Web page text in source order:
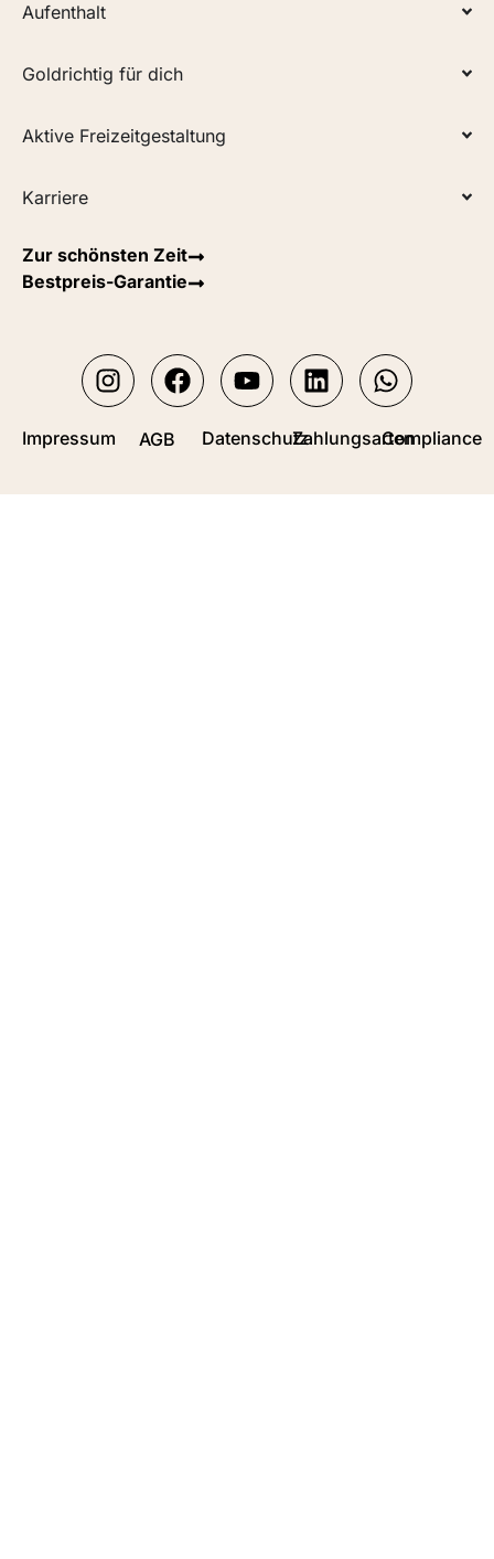
Aufenthalt
Goldrichtig für dich
Aktive Freizeitgestaltung
Karriere
Zur schönsten Zeit
Bestpreis-Garantie
Impressum AGB DatenschutzZahlungsartenCompliance